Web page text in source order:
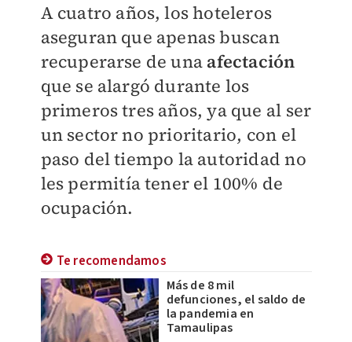
A cuatro años, los hoteleros
aseguran que apenas buscan
recuperarse de una afectación
que se alargó durante los
primeros tres años, ya que al ser
un sector no prioritario, con el
paso del tiempo la autoridad no
les permitía tener el 100% de
ocupación.
Te recomendamos
Más de 8 mil
defunciones, el saldo de
la pandemia en
Tamaulipas